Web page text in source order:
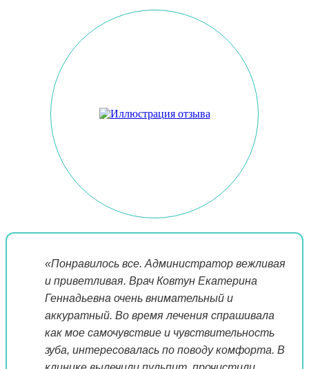
«Понравилось все. Администратор вежливая
и приветливая. Врач Ковтун Екатерина
Геннадьевна очень внимательный и
аккуратный. Во время лечения спрашивала
как мое самочувствие и чувствительность
зуба, интересовалась по поводу комфорта. В